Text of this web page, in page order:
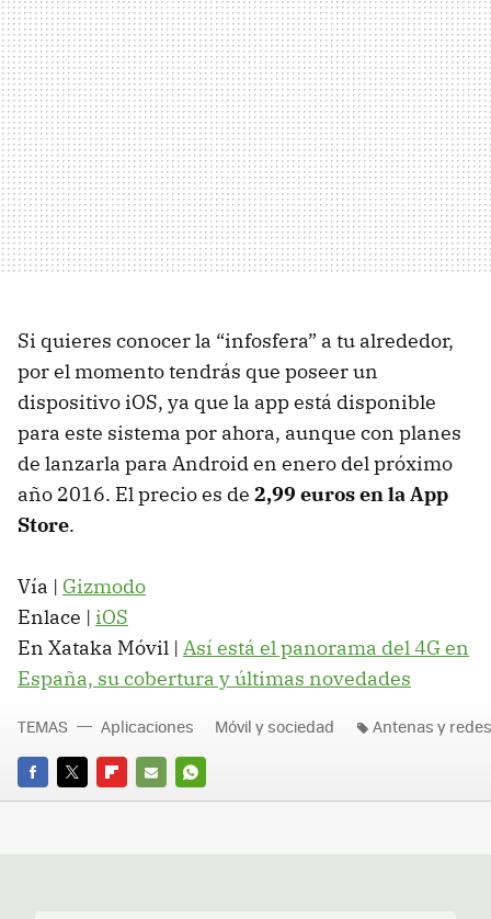
Si quieres conocer la “infosfera” a tu alrededor,
por el momento tendrás que poseer un
dispositivo iOS, ya que la app está disponible
para este sistema por ahora, aunque con planes
de lanzarla para Android en enero del próximo
año 2016. El precio es de 2,99 euros en la App
Store.
Vía | Gizmodo
Enlace | iOS
En Xataka Móvil | Así está el panorama del 4G en
España, su cobertura y últimas novedades
FACEBOOK
TWITTERFLIPBOARD
E-
WHATSAPP
TEMAS Aplicaciones Móvil y sociedad Antenas y redes